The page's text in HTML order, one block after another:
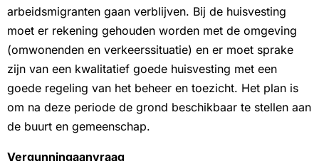
arbeidsmigranten gaan verblijven. Bij de huisvesting
moet er rekening gehouden worden met de omgeving
(omwonenden en verkeerssituatie) en er moet sprake
zijn van een kwalitatief goede huisvesting met een
goede regeling van het beheer en toezicht. Het plan is
om na deze periode de grond beschikbaar te stellen aan
de buurt en gemeenschap.
Vergunningaanvraag